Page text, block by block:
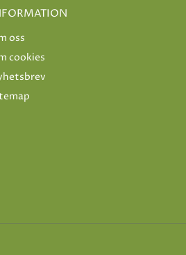
oss
cookies